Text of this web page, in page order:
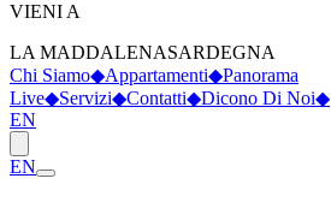
VIENI A
LA MADDALENASARDEGNA
Chi Siamo◆Appartamenti◆Panorama
Live◆Servizi◆Contatti◆Dicono Di Noi◆
EN
EN